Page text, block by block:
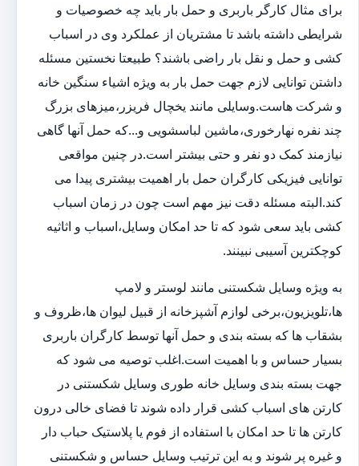
برای مثال کارگر باربری و حمل بار باید چه خصوصیات و
شرایطی داشته باشد تا مشتریان از عملکرد وی در اسباب
کشی و حمل و نقل بار راضی باشند؟ طبیعتا نخستین مسئله
داشتن توانایی لازم جهت حمل بار به ویژه اشیاء سنگین خانه
و شرکت هاست.وسایلی مانند یخچال فریزر،میزهای بزرگ
چند نفره نهارخوری،ماشین لباسشویی و...که حمل آنها گاهی
نیازمند کمک دو نفر و حتی بیشتر است.در چنین مواقعی
توانایی فیزیکی کارگران حمل بار اهمیت بیشتری پیدا می
کند.البته مسئله دقت نیز مهم است چون در زمان اسباب
کشی باید سعی شود که تا حد امکان وسایل،اسباب و اثاثیه
کوچکترین آسیبی نبینند.
به ویژه وسایل شکستنی مانند لوستر و لامپ
ها،تلویزیون،برخی لوازم آشپزخانه از قبیل لیوان ها،ظروف و
بشقاب ها که بسته بندی و حمل آنها توسط کارگران باربری
بسیار حساس و با اهمیت است.اغلب توصیه می شود که
جهت بسته بندی وسایل خانه طوری وسایل شکستنی در
کارتن های اسباب کشی قرار داده شوند تا فضای خالی درون
کارتن ها تا حد امکان با استفاده از فوم یا پلاستیک حباب دار
و غیره پر شوند و به این ترتیب وسایل حساس و شکستنی